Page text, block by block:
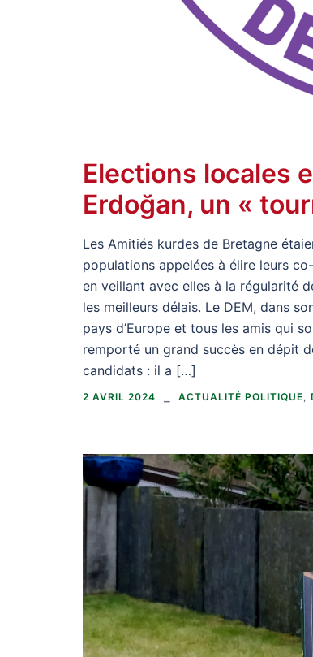
Elections locales
Erdoğan, un «
Les Amitiés kurdes de Bretagne
populations appelées à élire leurs
en veillant avec elles à la régularité
les meilleurs délais. Le DEM, dans
pays d’Europe et tous les amis qui
remporté un grand succès en dépit
candidats : il a […]
2 AVRIL 2024 ACTUALITÉ POLITIQUE